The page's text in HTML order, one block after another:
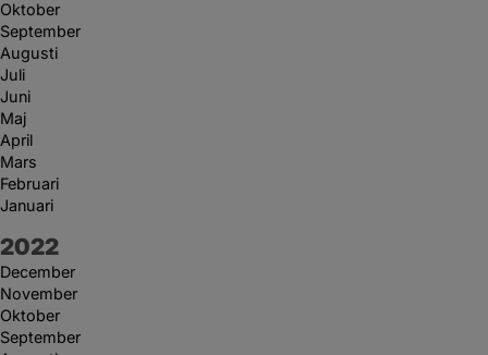
Oktober
September
Augusti
Juli
Juni
Maj
April
Mars
Februari
Januari
År:
2022
December
November
Oktober
September